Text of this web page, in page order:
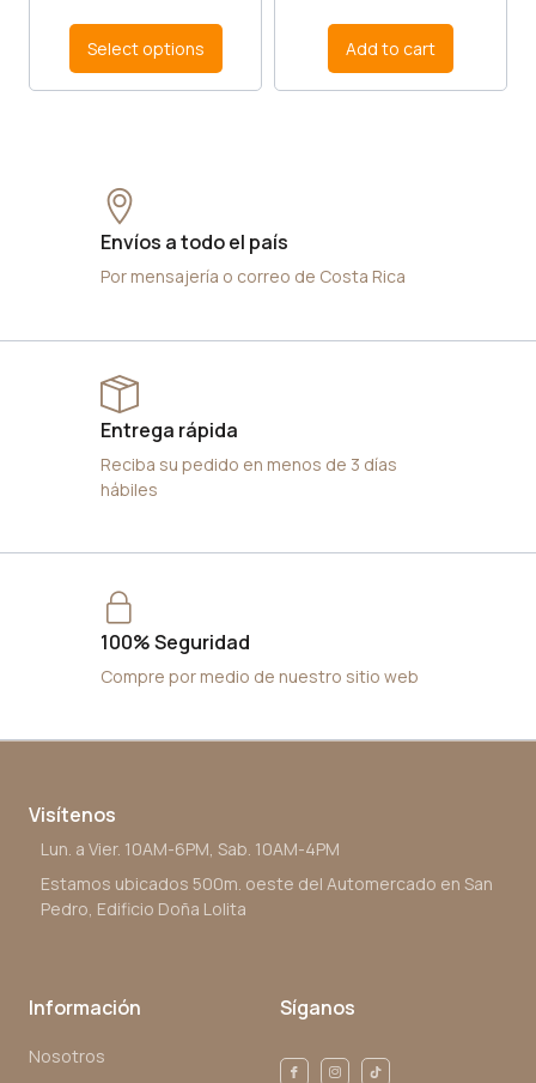
Select options Add to cart
Envíos a todo el país
Por mensajería o correo de Costa Rica
Entrega rápida
Reciba su pedido en menos de 3 días
hábiles
100% Seguridad
Compre por medio de nuestro sitio web
Visítenos
Lun. a Vier. 10AM-6PM, Sab. 10AM-4PM
Estamos ubicados 500m. oeste del Automercado en San
Pedro, Edificio Doña Lolita
Información
Nosotros
Síganos